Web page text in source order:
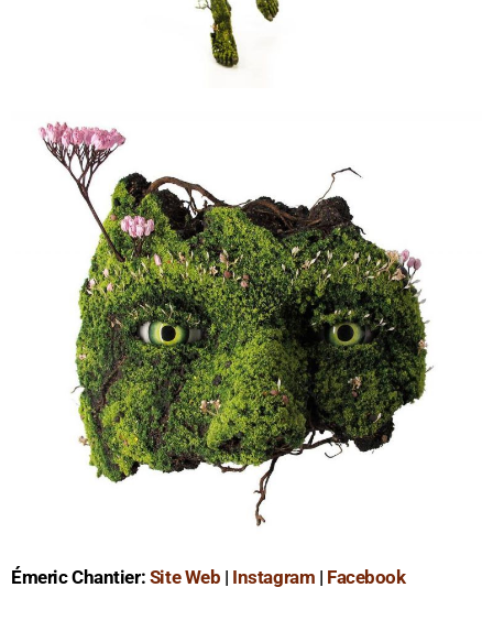
Émeric Chantier: Site Web | Instagram | Facebook